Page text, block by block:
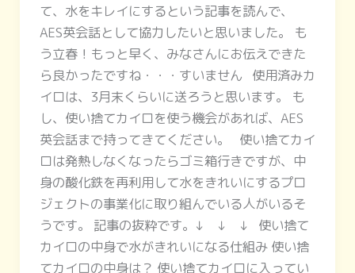
て、水をキレイにするという記事を読んで、
AES英会話として協力したいと思いました。 も
う立春！もっと早く、みなさんにお伝えできた
ら良かったですね・・・すいません 使用済みカ
イロは、3月末くらいに送ろうと思います。 も
し、使い捨てカイロを使う機会があれば、AES
英会話まで持ってきてください。 使い捨てカイ
ロは発熱しなくなったらゴミ箱行きですが、中
身の酸化鉄を再利用して水をきれいにするプロ
ジェクトの事業化に取り組んでいる人がいるそ
うです。 記事の抜粋です。↓ ↓ ↓ 使い捨て
カイロの中身で水がきれいになる仕組み 使い捨
てカイロの中身は？ 使い捨てカイロに入ってい